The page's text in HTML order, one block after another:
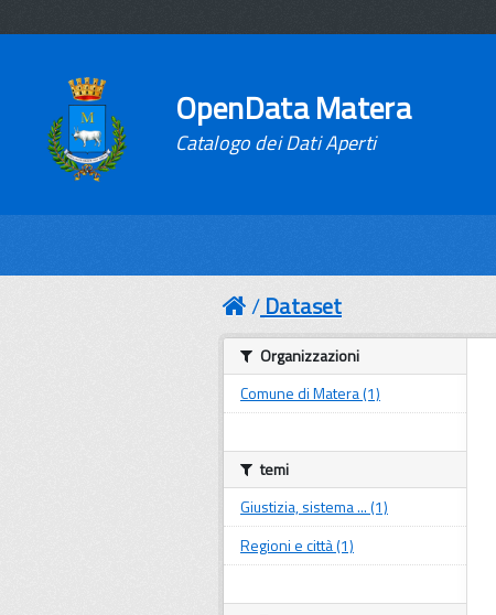
OpenData Matera
Catalogo dei Dati Aperti
Dataset
Organizzazioni
Comune di Matera (1)
temi
Giustizia, sistema ... (1)
Regioni e città (1)